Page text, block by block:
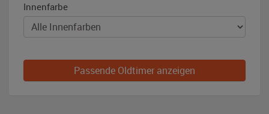
Innenfarbe
Passende Oldtimer anzeigen